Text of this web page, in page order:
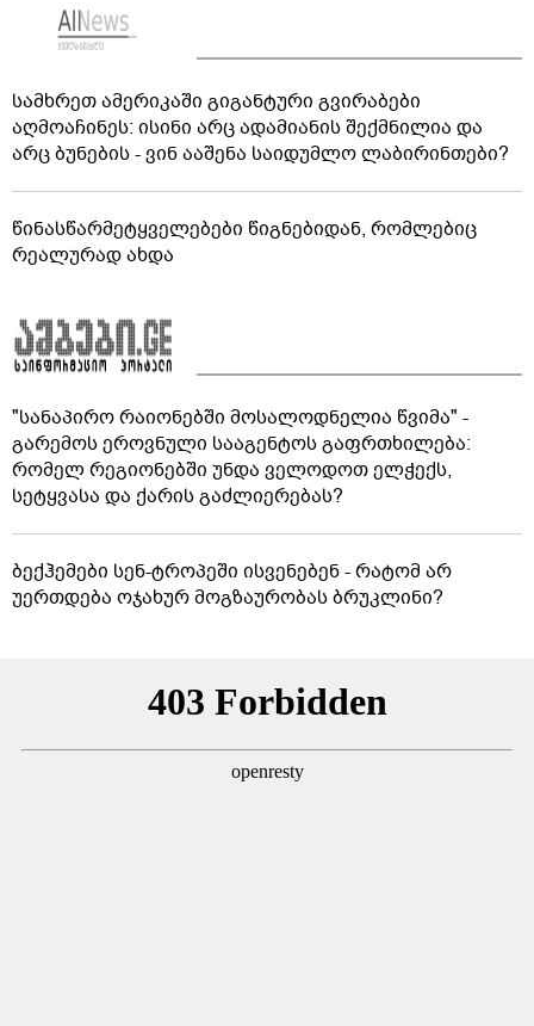
სამხრეთ ამერიკაში გიგანტური გვირაბები
აღმოაჩინეს: ისინი არც ადამიანის შექმნილია და
არც ბუნების - ვინ ააშენა საიდუმლო ლაბირინთები?
წინასწარმეტყველებები წიგნებიდან, რომლებიც
რეალურად ახდა
"სანაპირო რაიონებში მოსალოდნელია წვიმა" -
გარემოს ეროვნული სააგენტოს გაფრთხილება:
რომელ რეგიონებში უნდა ველოდოთ ელჭექს,
სეტყვასა და ქარის გაძლიერებას?
ბექჰემები სენ-ტროპეში ისვენებენ - რატომ არ
უერთდება ოჯახურ მოგზაურობას ბრუკლინი?